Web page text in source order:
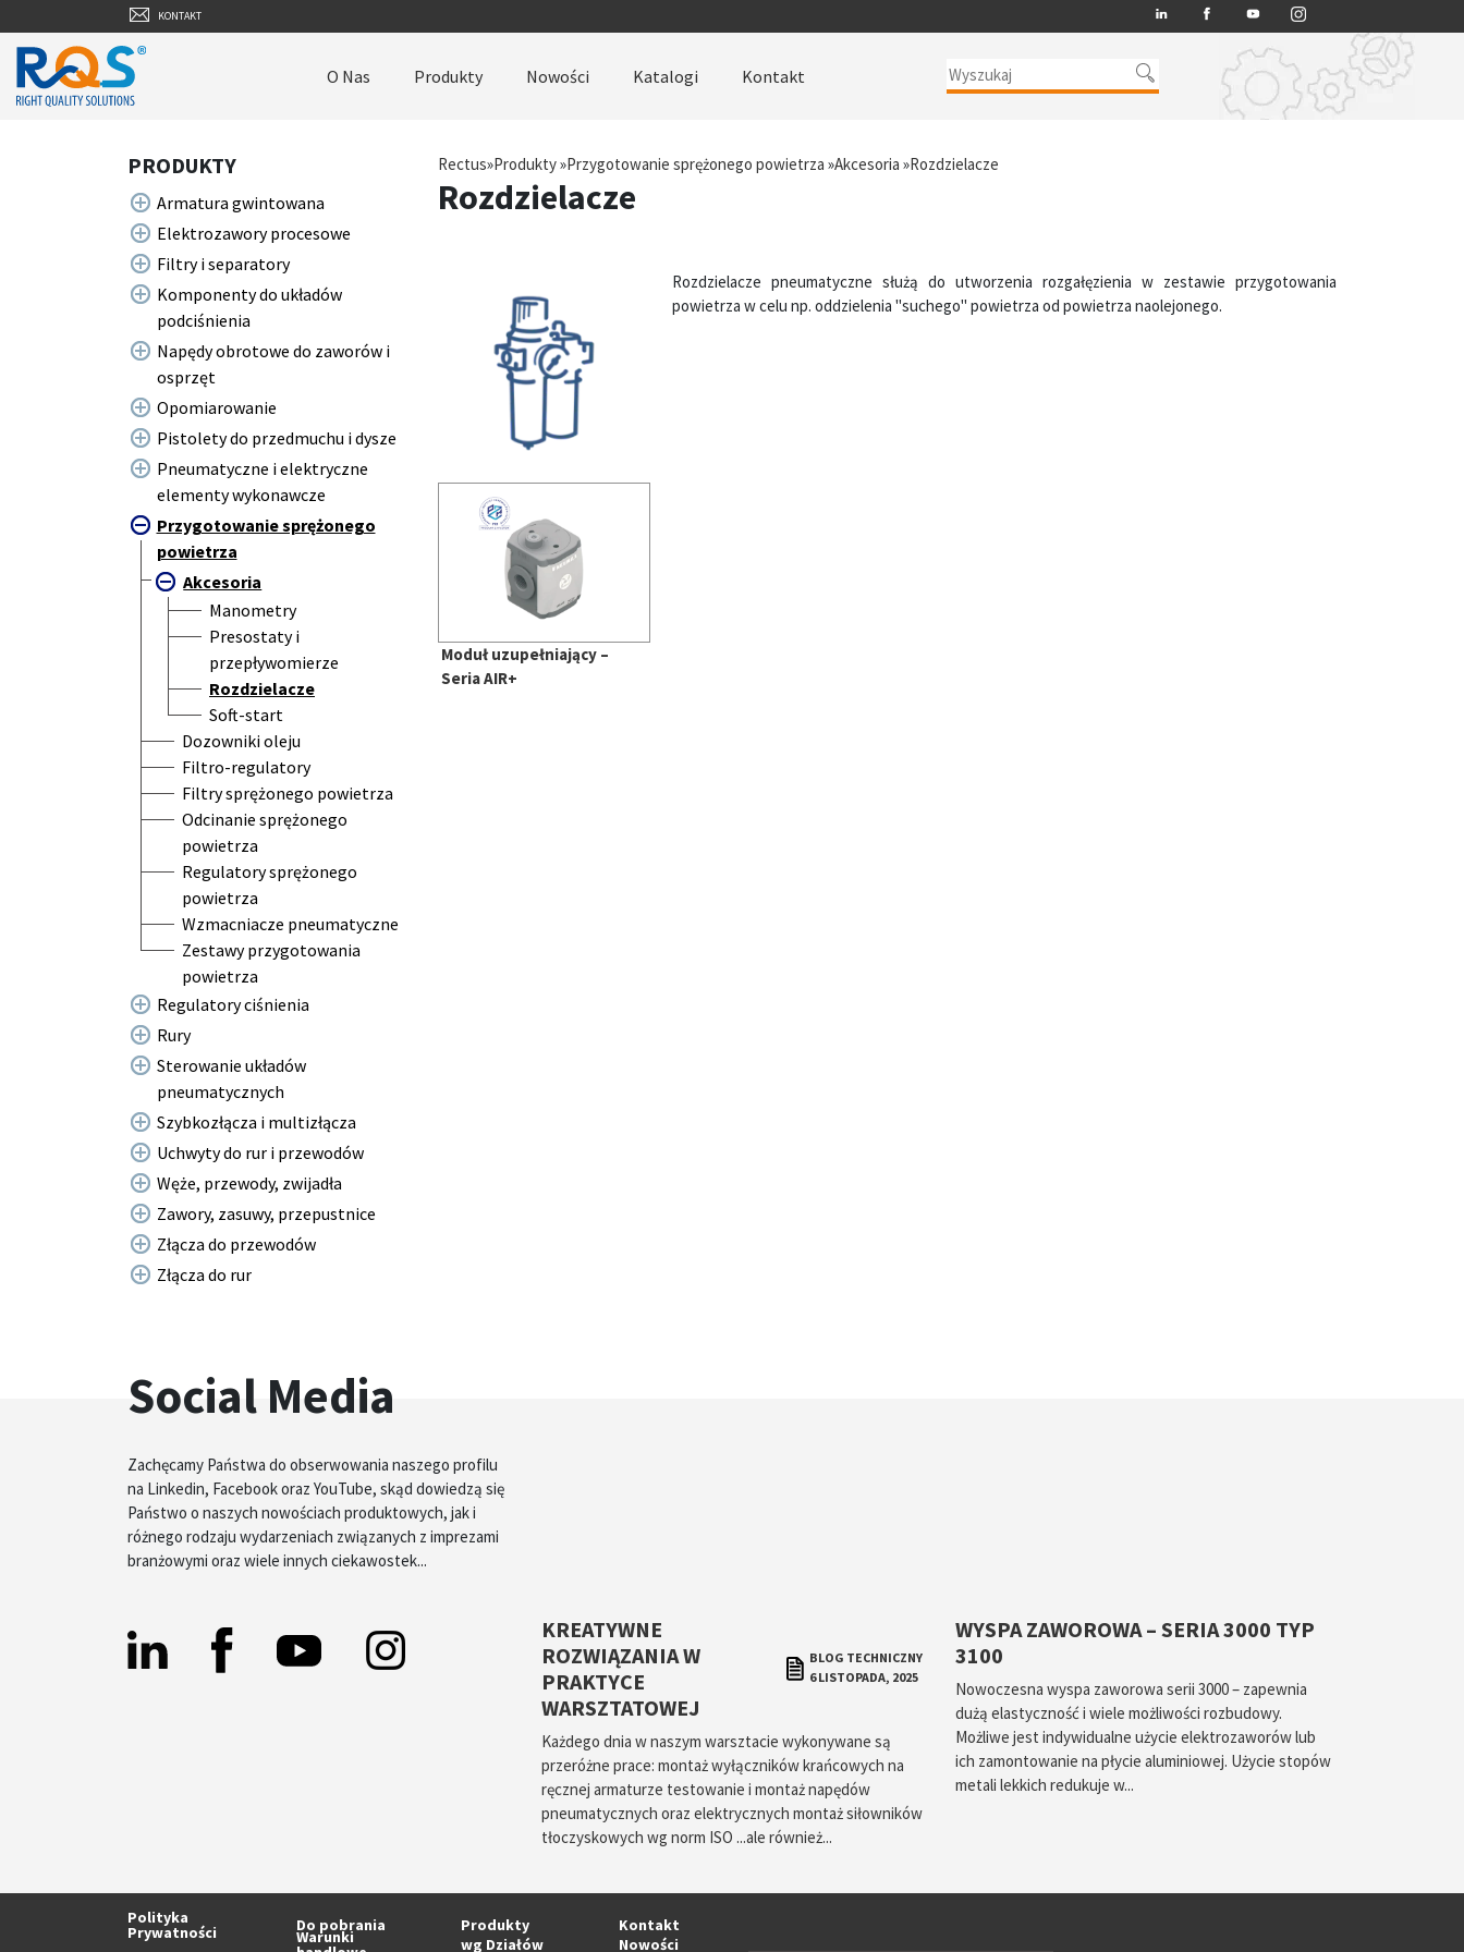
KONTAKT LINKEDIN FACEBOOKYT INSTAGRAM
O Nas Produkty Nowości Katalogi Kontakt
PRODUKTY
Armatura gwintowana
Elektrozawory procesowe
Filtry i separatory
Komponenty do układów
podciśnienia
Napędy obrotowe do zaworów i
osprzęt
Opomiarowanie
Pistolety do przedmuchu i dysze
Pneumatyczne i elektryczne
elementy wykonawcze
Przygotowanie sprężonego
powietrza
Akcesoria
Manometry
Presostaty i
przepływomierze
Rozdzielacze
Soft-start
Dozowniki oleju
Filtro-regulatory
Filtry sprężonego powietrza
Odcinanie sprężonego
powietrza
Regulatory sprężonego
powietrza
Wzmacniacze pneumatyczne
Zestawy przygotowania
powietrza
Regulatory ciśnienia
Rury
Sterowanie układów
pneumatycznych
Szybkozłącza i multizłącza
Uchwyty do rur i przewodów
Węże, przewody, zwijadła
Zawory, zasuwy, przepustnice
Złącza do przewodów
Złącza do rur
Rectus»Produkty»Przygotowanie sprężonego powietrza »Akcesoria »Rozdzielacze
Rozdzielacze
Rozdzielacze pneumatyczne służą do utworzenia rozgałęzienia w zestawie przygotowania
powietrza w celu np. oddzielenia "suchego" powietrza od powietrza naolejonego.
Moduł uzupełniający –
Seria AIR+
Social Media
Zachęcamy Państwa do obserwowania naszego profilu
na Linkedin, Facebook oraz YouTube, skąd dowiedzą się
Państwo o naszych nowościach produktowych, jak i
różnego rodzaju wydarzeniach związanych z imprezami
branżowymi oraz wiele innych ciekawostek...
Linkedin Facebook Yt Instagram
KREATYWNE
ROZWIĄZANIA W
PRAKTYCE
WARSZTATOWEJ
BLOG TECHNICZNY
6 LISTOPADA, 2025
Każdego dnia w naszym warsztacie wykonywane są
przeróżne prace: montaż wyłączników krańcowych na
ręcznej armaturze testowanie i montaż napędów
pneumatycznych oraz elektrycznych montaż siłowników
tłoczyskowych wg norm ISO ...ale również...
WYSPA ZAWOROWA – SERIA 3000 TYP
3100
Nowoczesna wyspa zaworowa serii 3000 – zapewnia
dużą elastyczność i wiele możliwości rozbudowy.
Możliwe jest indywidualne użycie elektrozaworów lub
ich zamontowanie na płycie aluminiowej. Użycie stopów
metali lekkich redukuje w...
Polityka
Prywatności Do pobrania
Warunki
Produkty
wg Działów
Kontakt
Nowości